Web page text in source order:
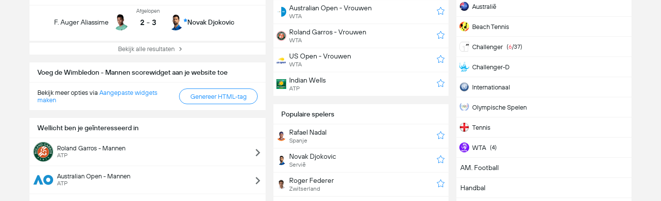
F. Auger Aliassime
Afgelopen
2 - 3 Novak Djokovic
Bekijk alle resultaten
Voeg de Wimbledon - Mannen scorewidget aan je website toe
Bekijk meer opties via Aangepaste widgets
maken
Genereer HTML-tag
Wellicht ben je geïnteresseerd in
Roland Garros - Mannen
ATP
Australian Open - Mannen
ATP
Australian Open - Vrouwen
WTA
Roland Garros - Vrouwen
WTA
US Open - Vrouwen
WTA
Indian Wells
ATP
Australië
Beach Tennis
Challenger (6/37)
Challenger-D
Internationaal
Olympische Spelen
Tennis
WTA (4)
WTA 125K
WTA-D
AM. Football
Handbal
Populaire spelers
Rafael Nadal
Spanje
Novak Djokovic
Servië
Roger Federer
Zwitserland